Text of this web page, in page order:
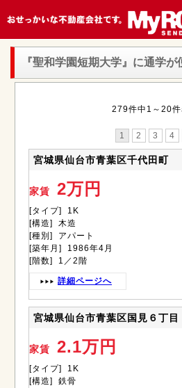
『聖和学園短期大学』 に通学が
279件中1～20件
1 2 3 4
宮城県仙台市青葉区千代田町
家賃 2万円
[タイプ] 1K
[構造] 木造
[種別] アパート
[築年月] 1986年4月
[階数] 1／2階
詳細ページへ
宮城県仙台市青葉区国見６丁目
家賃 2.1万円
[タイプ] 1K
[構造] 鉄骨